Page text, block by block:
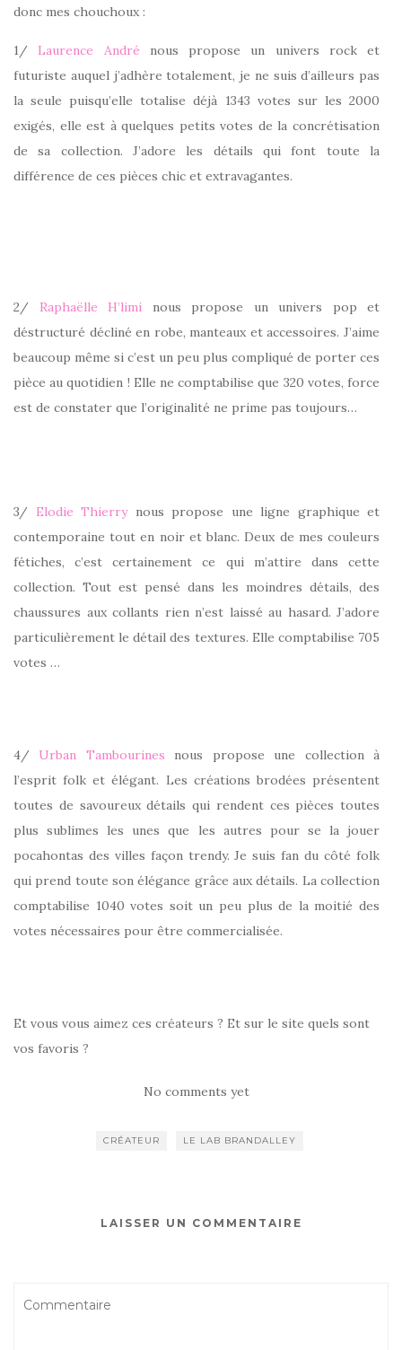
donc mes chouchoux :
1/ Laurence André nous propose un univers rock et
futuriste auquel j’adhère totalement, je ne suis d’ailleurs pas
la seule puisqu’elle totalise déjà 1343 votes sur les 2000
exigés, elle est à quelques petits votes de la concrétisation
de sa collection. J’adore les détails qui font toute la
différence de ces pièces chic et extravagantes.
2/ Raphaëlle H’limi nous propose un univers pop et
déstructuré décliné en robe, manteaux et accessoires. J’aime
beaucoup même si c’est un peu plus compliqué de porter ces
pièce au quotidien ! Elle ne comptabilise que 320 votes, force
est de constater que l’originalité ne prime pas toujours…
3/ Elodie Thierrynous propose une ligne graphique et
contemporaine tout en noir et blanc. Deux de mes couleurs
fétiches, c’est certainement ce qui m’attire dans cette
collection. Tout est pensé dans les moindres détails, des
chaussures aux collants rien n’est laissé au hasard. J’adore
particulièrement le détail des textures. Elle comptabilise 705
votes …
4/ Urban Tambourines nous propose une collection à
l’esprit folk et élégant. Les créations brodées présentent
toutes de savoureux détails qui rendent ces pièces toutes
plus sublimes les unes que les autres pour se la jouer
pocahontas des villes façon trendy. Je suis fan du côté folk
qui prend toute son élégance grâce aux détails. La collection
comptabilise 1040 votes soit un peu plus de la moitié des
votes nécessaires pour être commercialisée.
Et vous vous aimez ces créateurs ? Et sur le site quels sont
vos favoris ?
No comments yet
CRÉATEUR LE LAB BRANDALLEY
LAISSER UN COMMENTAIRE